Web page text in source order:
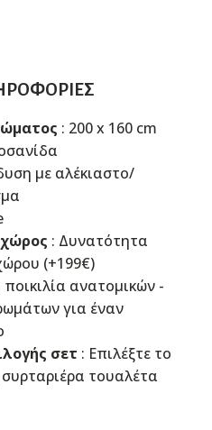
: 200 x 160 cm
με αλέκιαστο/
: Δυνατότητα
(+199€)
ανατομικών -
για έναν
σετ : Επιλέξτε το
τουαλέτα